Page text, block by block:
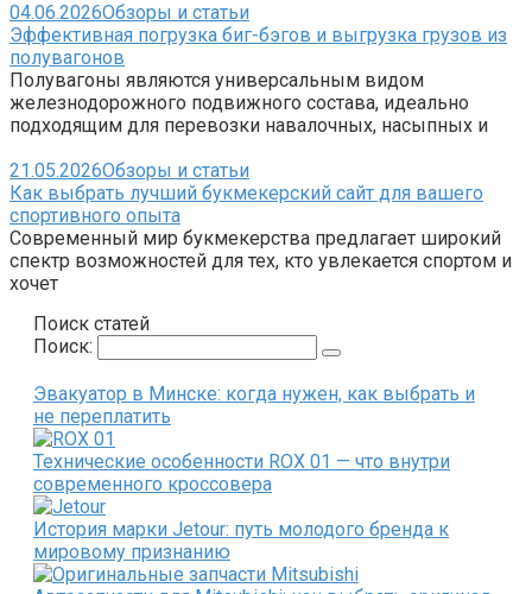
04.06.2026Обзоры и статьи
Эффективная погрузка биг-бэгов и выгрузка грузов из
полувагонов
Полувагоны являются универсальным видом
железнодорожного подвижного состава, идеально
подходящим для перевозки навалочных, насыпных и
21.05.2026Обзоры и статьи
Как выбрать лучший букмекерский сайт для вашего
спортивного опыта
Современный мир букмекерства предлагает широкий
спектр возможностей для тех, кто увлекается спортом и
хочет
Поиск статей
Поиск:
Эвакуатор в Минске: когда нужен, как выбрать и
не переплатить
Технические особенности ROX 01 — что внутри
современного кроссовера
История марки Jetour: путь молодого бренда к
мировому признанию